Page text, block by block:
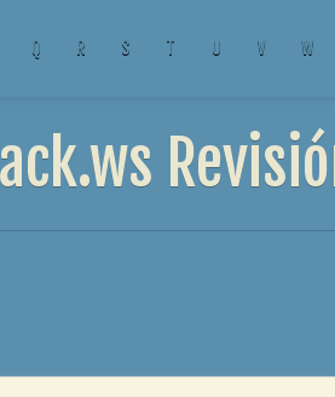
Q R S T U V W